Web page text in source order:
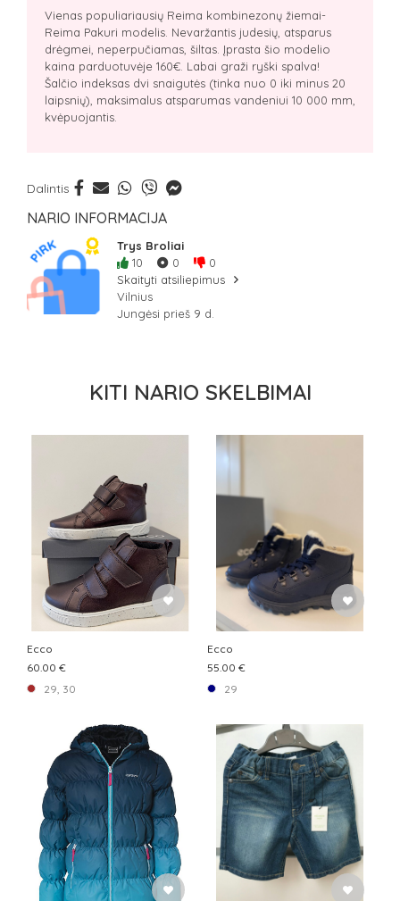
Vienas populiariausių Reima kombinezonų žiemai-
Reima Pakuri modelis. Nevaržantis judesių, atsparus
drėgmei, neperpučiamas, šiltas. Įprasta šio modelio
kaina parduotuvėje 160€. Labai graži ryški spalva!
Šalčio indeksas dvi snaigutės (tinka nuo 0 iki minus 20
laipsnių), maksimalus atsparumas vandeniui 10 000 mm,
kvėpuojantis.
Dalintis
NARIO INFORMACIJA
Trys Broliai
10
0
0
Skaityti atsiliepimus
Vilnius
Jungėsi prieš 9 d.
KITI NARIO SKELBIMAI
Ecco
60.00 €
29, 30
Ecco
55.00 €
29